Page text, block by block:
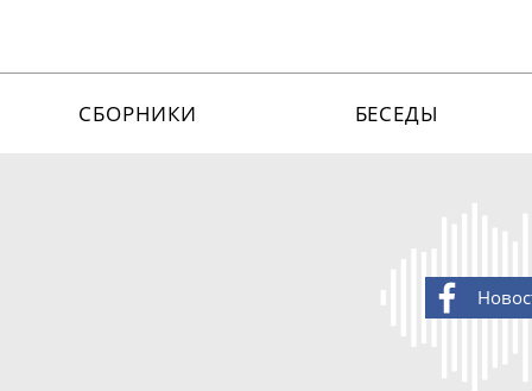
СБОРНИКИ БЕСЕДЫ